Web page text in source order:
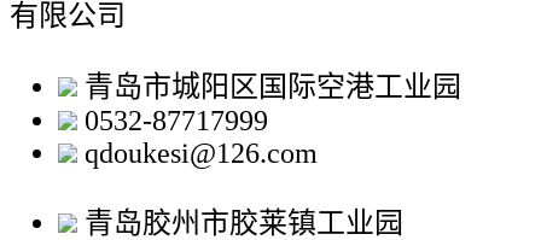
有限公司
青岛市城阳区国际空港工业园
0532-87717999
qdoukesi@126.com
青岛胶州市胶莱镇工业园